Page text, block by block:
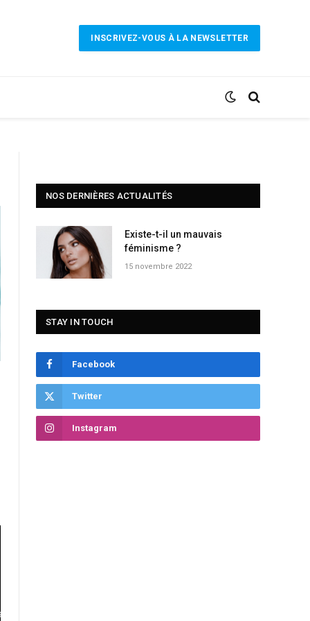
INSCRIVEZ-VOUS À LA NEWSLETTER
NOS DERNIÈRES ACTUALITÉS
Existe-t-il un mauvais
féminisme ?
15 novembre 2022
STAY IN TOUCH
Facebook
Twitter
Instagram